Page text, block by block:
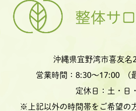
沖縄県宜野湾市喜友
営業時間：8:30〜17:00 (
定休日：土・日
※上記以外の時間帯をご希望の